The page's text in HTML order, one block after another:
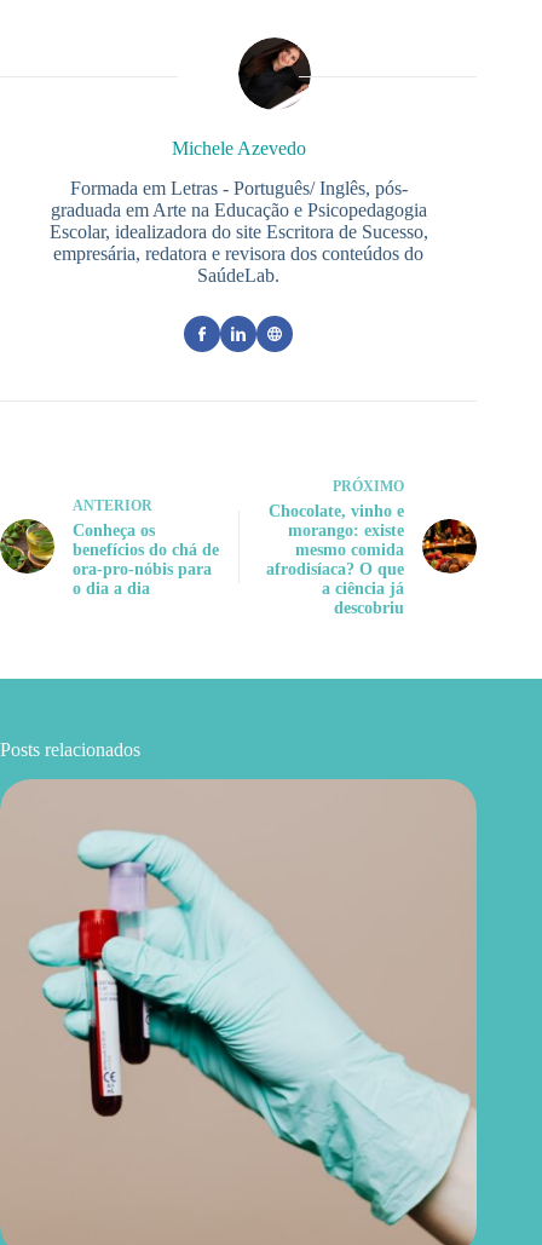
Michele Azevedo
Formada em Letras - Português/ Inglês, pós-
graduada em Arte na Educação e Psicopedagogia
Escolar, idealizadora do site Escritora de Sucesso,
empresária, redatora e revisora dos conteúdos do
SaúdeLab.
ANTERIOR
Conheça os
benefícios do chá de
ora-pro-nóbis para
o dia a dia
PRÓXIMO
Chocolate, vinho e
morango: existe
mesmo comida
afrodisíaca? O que
a ciência já
descobriu
Posts relacionados